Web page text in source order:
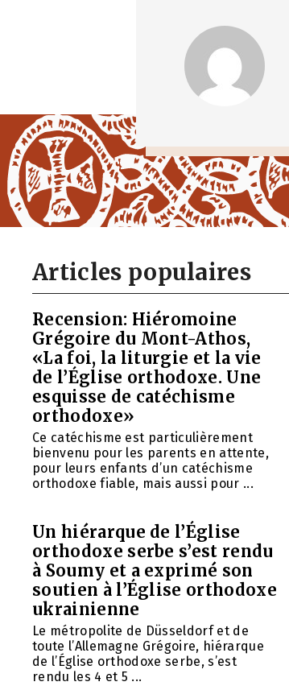
Articles populaires
Recension: Hiéromoine
Grégoire du Mont-Athos,
«La foi, la liturgie et la vie
de l’Église orthodoxe. Une
esquisse de catéchisme
orthodoxe»
Ce catéchisme est particulièrement
bienvenu pour les parents en attente,
pour leurs enfants d’un catéchisme
orthodoxe fiable, mais aussi pour ...
Un hiérarque de l’Église
orthodoxe serbe s’est rendu
à Soumy et a exprimé son
soutien à l’Église orthodoxe
ukrainienne
Le métropolite de Düsseldorf et de
toute l’Allemagne Grégoire, hiérarque
de l’Église orthodoxe serbe, s’est
rendu les 4 et 5 ...